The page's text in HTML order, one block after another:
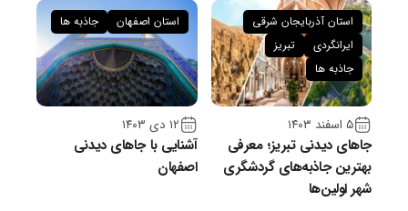
۵ اسفند ۱۴۰۳
جاهای دیدنی تبریز؛ معرفی
بهترین جاذبه‌های گردشگری
شهر اولین‌ها
استان آذربایجان شرقی
ایرانگردی
تبریز
جاذبه ها
۱۲ دی ۱۴۰۳
آشنایی با جاهای دیدنی
اصفهان
استان اصفهان جاذبه ها